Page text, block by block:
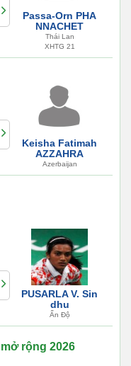
Passa-Orn PHA
NNACHET
Thái Lan
XHTG 21
Keisha Fatimah
AZZAHRA
Azerbaijan
PUSARLA V. Sin
dhu
Ấn Độ
rộng 2026